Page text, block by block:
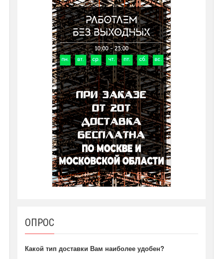
ОПРОС
Какой тип доставки Вам наиболее удобен?